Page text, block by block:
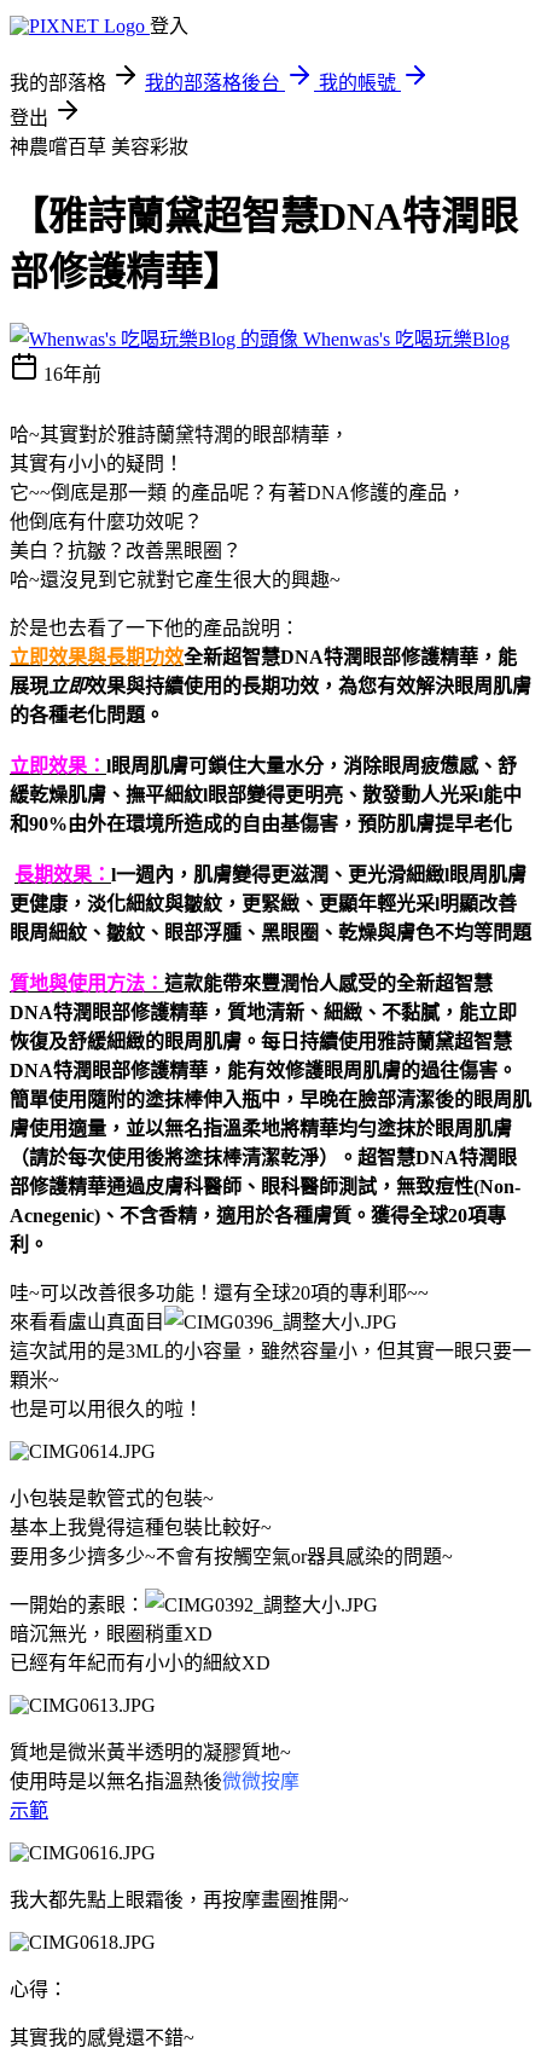
登入
我的部落格 我的部落格後台
我的帳號
登出
神農嚐百草 美容彩妝
【雅詩蘭黛超智慧DNA特潤眼
部修護精華】
Whenwas's 吃喝玩樂Blog
16年前
哈~其實對於雅詩蘭黛特潤的眼部精華，
其實有小小的疑問！
它~~倒底是那一類 的產品呢？有著DNA修護的產品，
他倒底有什麼功效呢？
美白？抗皺？改善黑眼圈？
哈~還沒見到它就對它產生很大的興趣~
於是也去看了一下他的產品說明：
立即效果與長期功效全新超智慧DNA特潤眼部修護精華 ，能
展現立即效果與持續使用的長期功效，為您有效解決眼周肌膚
的各種老化問題。
立即效果： l眼周肌膚可鎖住大量水分，消除眼周疲憊感、舒
緩乾燥肌膚、撫平細紋l眼部變得更明亮、散發動人光采l能中
和90%由外在環境所造成的自由基傷害，預防肌膚提早老化
長期效果： l一週內，肌膚變得更滋潤、更光滑細緻l眼周肌膚
更健康，淡化細紋與皺紋，更緊緻、更顯年輕光采l明顯改善
眼周細紋、皺紋、眼部浮腫、黑眼圈、乾燥與膚色不均等問題
質地與使用方法： 這款能帶來豐潤怡人感受的全新超智慧
DNA特潤眼部修護精華，質地清新、細緻、不黏膩，能立即
恢復及舒緩細緻的眼周肌膚。每日持續使用雅詩蘭黛超智慧
DNA特潤眼部修護精華，能有效修護眼周肌膚的過往傷害。
簡單使用隨附的塗抹棒伸入瓶中，早晚在臉部清潔後的眼周肌
膚使用適量，並以無名指溫柔地將精華均勻塗抹於眼周肌膚
（請於每次使用後將塗抹棒清潔乾淨）。超智慧DNA特潤眼
部修護精華通過皮膚科醫師、眼科醫師測試，無致痘性(Non-
Acnegenic) 、不含香精，適用於各種膚質。獲得全球20項專
利 。
哇~可以改善很多功能！還有全球20項的專利耶~~
來看看盧山真面目
這次試用的是3ML的小容量，雖然容量小，但其實一眼只要一
顆米~
也是可以用很久的啦！
小包裝是軟管式的包裝~
基本上我覺得這種包裝比較好~
要用多少擠多少~不會有按觸空氣or器具感染的問題~
一開始的素眼：
暗沉無光，眼圈稍重XD
已經有年紀而有小小的細紋XD
質地是微米黃半透明的凝膠質地~
使用時是以無名指溫熱後微微按摩
示範
我大都先點上眼霜後，再按摩畫圈推開~
心得：
其實我的感覺還不錯~